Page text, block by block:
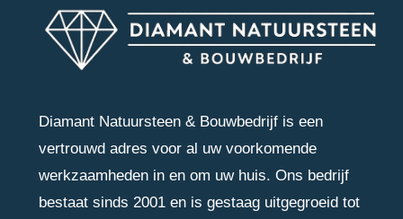
Diamant Natuursteen & Bouwbedrijf is een
vertrouwd adres voor al uw voorkomende
werkzaamheden in en om uw huis. Ons bedrijf
bestaat sinds 2001 en is gestaag uitgegroeid tot